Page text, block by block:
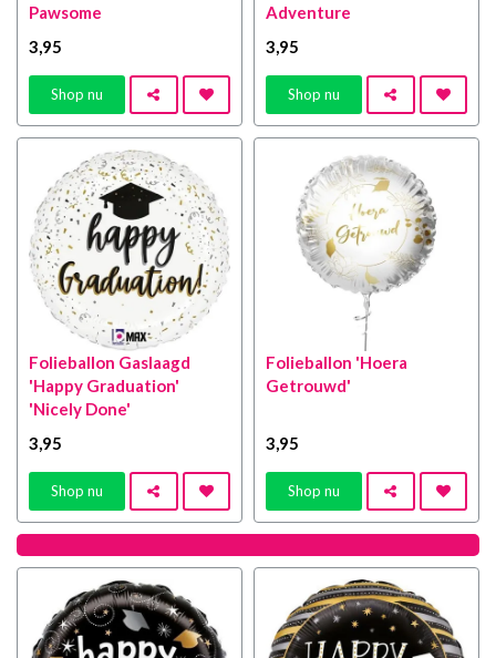
Pawsome
3 ,95
Shop nu
Adventure
3 ,95
Shop nu
Folieballon Gaslaagd
'Happy Graduation'
'Nicely Done'
3 ,95
Shop nu
Folieballon 'Hoera
Getrouwd'
3 ,95
Shop nu